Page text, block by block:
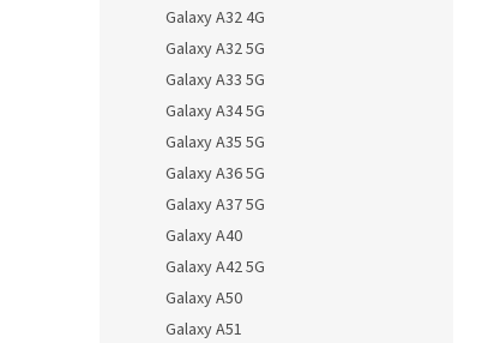
Galaxy A32 4G
Galaxy A32 5G
Galaxy A33 5G
Galaxy A34 5G
Galaxy A35 5G
Galaxy A36 5G
Galaxy A37 5G
Galaxy A40
Galaxy A42 5G
Galaxy A50
Galaxy A51